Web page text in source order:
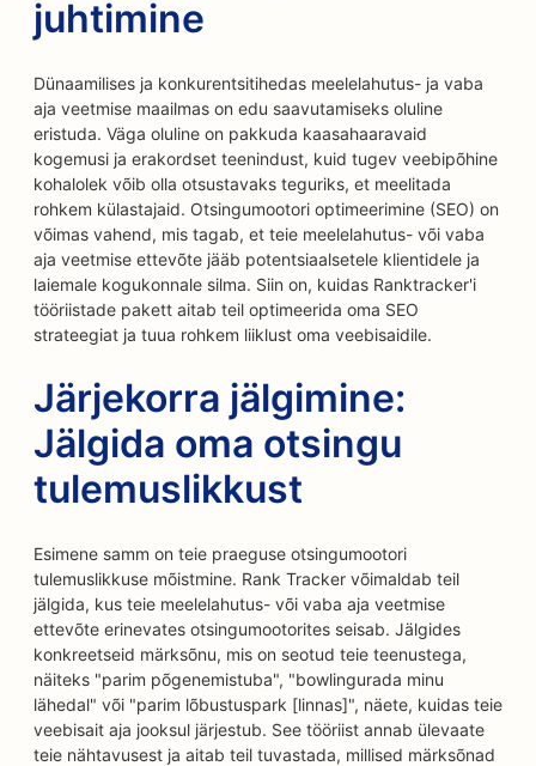
juhtimine
Dünaamilises ja konkurentsitihedas meelelahutus- ja vaba
aja veetmise maailmas on edu saavutamiseks oluline
eristuda. Väga oluline on pakkuda kaasahaaravaid
kogemusi ja erakordset teenindust, kuid tugev veebipõhine
kohalolek võib olla otsustavaks teguriks, et meelitada
rohkem külastajaid. Otsingumootori optimeerimine (SEO) on
võimas vahend, mis tagab, et teie meelelahutus- või vaba
aja veetmise ettevõte jääb potentsiaalsetele klientidele ja
laiemale kogukonnale silma. Siin on, kuidas Ranktracker'i
tööriistade pakett aitab teil optimeerida oma SEO
strateegiat ja tuua rohkem liiklust oma veebisaidile.
Järjekorra jälgimine:
Jälgida oma otsingu
tulemuslikkust
Esimene samm on teie praeguse otsingumootori
tulemuslikkuse mõistmine. Rank Tracker võimaldab teil
jälgida, kus teie meelelahutus- või vaba aja veetmise
ettevõte erinevates otsingumootorites seisab. Jälgides
konkreetseid märksõnu, mis on seotud teie teenustega,
näiteks "parim põgenemistuba", "bowlingurada minu
lähedal" või "parim lõbustuspark [linnas]", näete, kuidas teie
veebisait aja jooksul järjestub. See tööriist annab ülevaate
teie nähtavusest ja aitab teil tuvastada, millised märksõnad